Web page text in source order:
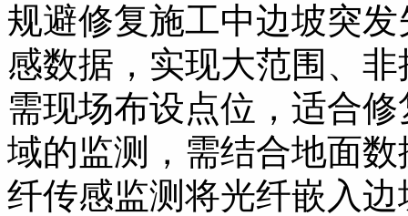
规避修复施工中边坡突
感数据，实现大范围、
需现场布设点位，适合
域的监测，需结合地面
纤传感监测将光纤嵌入